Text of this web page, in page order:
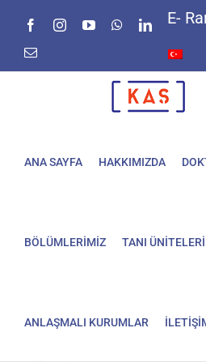
FacebookInstagramYouTubeWhatsAppLinkedIn
E-
E-
ANA SAYFA HAKKIMIZDA
BÖLÜMLERİMİZ TANI
ANLAŞMALI KURUMLAR